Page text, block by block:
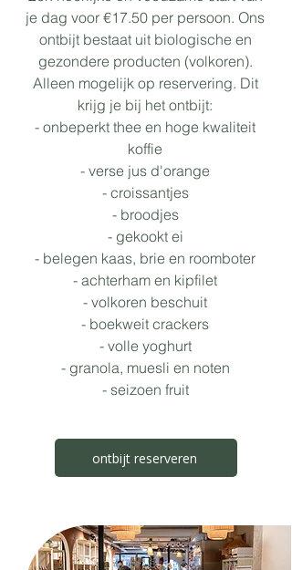
je dag voor €17.50 per persoon. Ons
ontbijt bestaat uit biologische en
gezondere producten (volkoren).
Alleen mogelijk op reservering. Dit
krijg je bij het ontbijt:
- onbeperkt thee en hoge kwaliteit
koffie
- verse jus d'orange
- croissantjes
- broodjes
- gekookt ei
- belegen kaas, brie en roomboter
- achterham en kipfilet
- volkoren beschuit
- boekweit crackers
- volle yoghurt
- granola, muesli en noten
- seizoen fruit
ontbijt reserveren